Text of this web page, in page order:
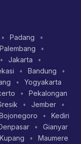
• Padang
•
Palembang
•
• Jakarta
•
• Bandung
•
•
Yogyakarta
•
Pekalongan
• Jember
•
•
Kediri
•
Gianyar
Kupang • Maumere